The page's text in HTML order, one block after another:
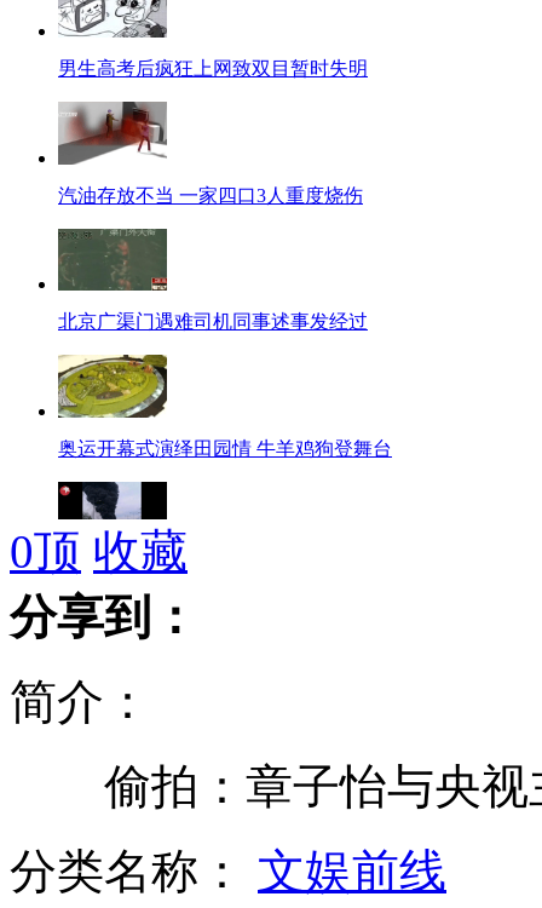
男生高考后疯狂上网致双目暂时失明
汽油存放不当 一家四口3人重度烧伤
北京广渠门遇难司机同事述事发经过
奥运开幕式演绎田园情 牛羊鸡狗登舞台
北京一池塘下储油罐泄漏并燃烧
实拍京港澳高速积水救援现场
0顶 收藏
分享到：
简介：
偷拍：章子怡与央视
分类名称： 文娱前线